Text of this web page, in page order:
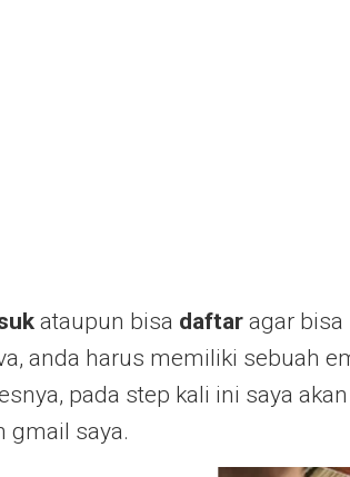
ataupun bisa daftar agar bisa
anda harus memiliki sebuah
pada step kali ini saya akan
gmail saya.